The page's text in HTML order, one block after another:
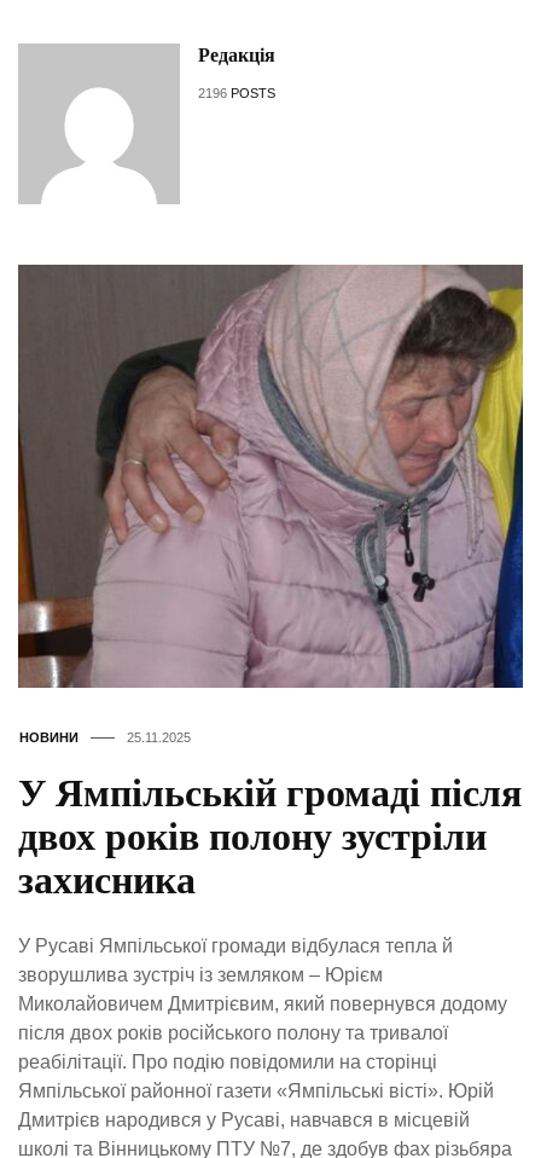
Редакція
2196 POSTS
НОВИНИ 25.11.2025
У Ямпільській громаді після
двох років полону зустріли
захисника
У Русаві Ямпільської громади відбулася тепла й
зворушлива зустріч із земляком – Юрієм
Миколайовичем Дмитрієвим, який повернувся додому
після двох років російського полону та тривалої
реабілітації. Про подію повідомили на сторінці
Ямпільської районної газети «Ямпільські вісті». Юрій
Дмитрієв народився у Русаві, навчався в місцевій
школі та Вінницькому ПТУ №7, де здобув фах різьбяра